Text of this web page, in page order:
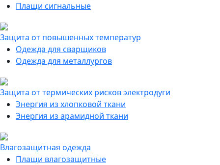
Плащи сигнальные
Защита от повышенных температур
Одежда для сварщиков
Одежда для металлургов
Защита от термических рисков электродуги
Энергия из хлопковой ткани
Энергия из арамидной ткани
Влагозащитная одежда
Плащи влагозащитные